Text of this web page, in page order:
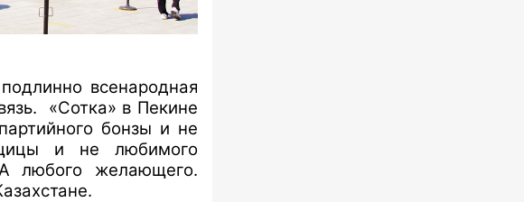
всенародная
«Сотка» в Пекине
бонзы и не
и не любимого
А любого желающего.